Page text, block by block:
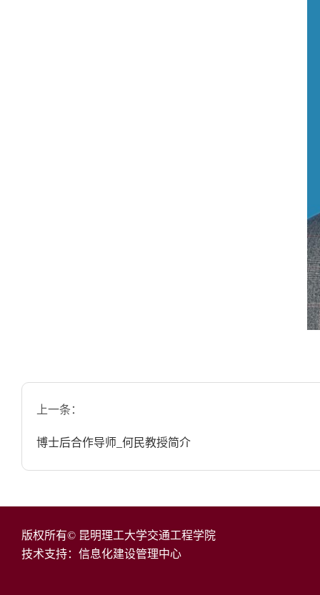
上一条：
博士后合作导师_何民教授简介
版权所有© 昆明理工大学交通工程学院
技术支持：信息化建设管理中心